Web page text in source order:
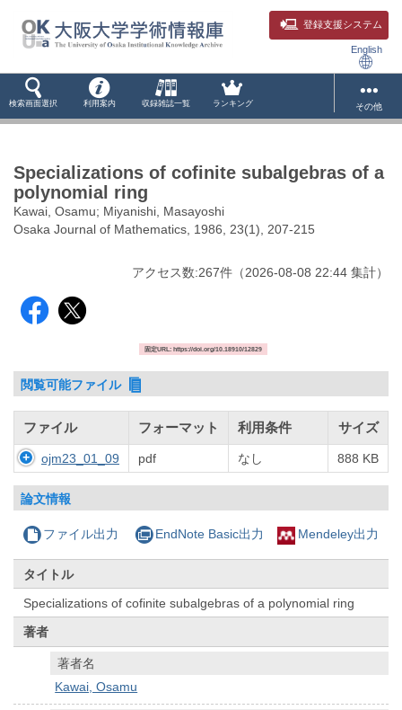
登録支援システム
English
検索画面選択 利用案内 収録雑誌一覧 ランキング その他
Specializations of cofinite subalgebras of a
polynomial ring
Kawai, Osamu; Miyanishi, Masayoshi
Osaka Journal of Mathematics, 1986, 23(1), 207-215
アクセス数:267件 （2026-08-08 22:44 集計）
固定URL: https://doi.org/10.18910/12829
閲覧可能ファイル
ファイル フォーマット 利用条件 サイズ
ojm23_01_09 pdf なし 888 KB
論文情報
ファイル出力 EndNote Basic出力 Mendeley出力
タイトル
Specializations of cofinite subalgebras of a polynomial ring
著者
著者名
Kawai, Osamu